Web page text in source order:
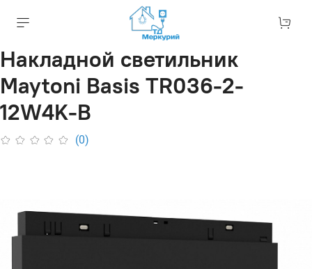
Накладной светильник
Maytoni Basis TR036-2-
12W4K-B
(0)